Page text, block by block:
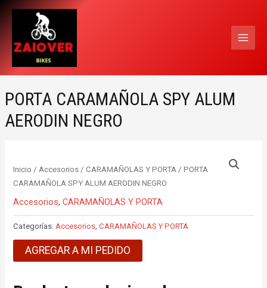
contenido
PORTA CARAMAÑOLA SPY ALUM
AERODIN NEGRO
Inicio / Accesorios /CARAMAÑOLAS Y PORTA / PORTA
CARAMAÑOLA SPY ALUM AERODIN NEGRO
Accesorios,CARAMAÑOLAS Y PORTA
Categorías:Accesorios,CARAMAÑOLAS Y PORTA
AGREGAR A MI PEDIDO